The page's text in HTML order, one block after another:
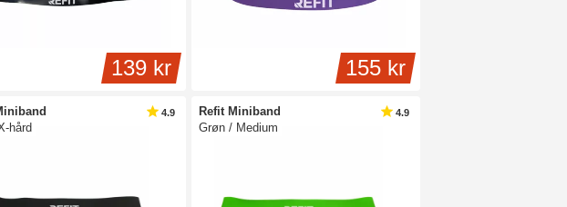
træningselastikker, der har to ender, er gode til modstandstræning som
139 kr 155 kr
hård
4.9
Refit Miniband
Grøn / Medium
4.9